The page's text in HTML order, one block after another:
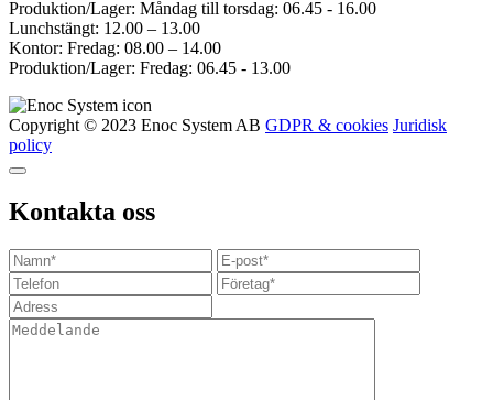
Produktion/Lager: Måndag till torsdag: 06.45 - 16.00
Lunchstängt: 12.00 – 13.00
Kontor: Fredag: 08.00 – 14.00
Produktion/Lager: Fredag: 06.45 - 13.00
Copyright © 2023 Enoc System AB GDPR & cookies Juridisk
policy
Kontakta oss